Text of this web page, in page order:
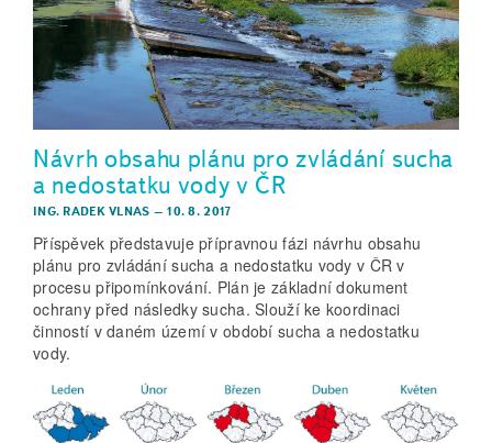
Návrh obsahu plánu pro zvládání sucha
a nedostatku vody v ČR
ING. RADEK VLNAS – 10. 8. 2017
Příspěvek představuje přípravnou fázi návrhu obsahu
plánu pro zvládání sucha a nedostatku vody v ČR v
procesu připomínkování. Plán je základní dokument
ochrany před následky sucha. Slouží ke koordinaci
činností v daném území v období sucha a nedostatku
vody.